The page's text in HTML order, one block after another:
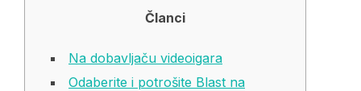
Članci
Na dobavljaču videoigara
Odaberite i potrošite Blast na